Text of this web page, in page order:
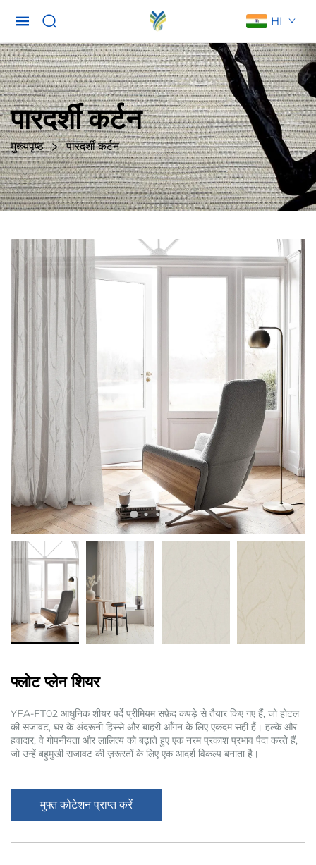
HI
पारदर्शी कर्टन
मुख्यपृष्ठ पारदर्शी कर्टन
फ्लोट प्लेन शियर
YFA-FT02 आधुनिक शीयर पर्दे प्रीमियम सफ़ेद कपड़े से तैयार किए गए हैं, जो होटल
की सजावट, घर के अंदरूनी हिस्से और बाहरी आँगन के लिए एकदम सही हैं। हल्के और
हवादार, वे गोपनीयता और लालित्य को बढ़ाते हुए एक नरम प्रकाश प्रभाव पैदा करते हैं,
जो उन्हें बहुमुखी सजावट की ज़रूरतों के लिए एक आदर्श विकल्प बनाता है।
मुफ्त कोटेशन प्राप्त करें